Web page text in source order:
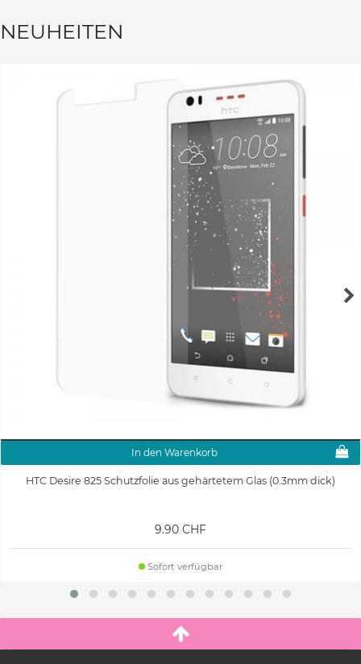
NEUHEITEN
In den Warenkorb
HTC Desire 825 Schutzfolie aus gehärtetem Glas (0.3mm dick)
9.90 CHF
Sofort verfügbar